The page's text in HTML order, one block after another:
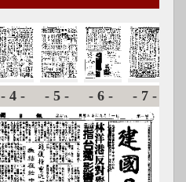
-4- -5- -6- -7-